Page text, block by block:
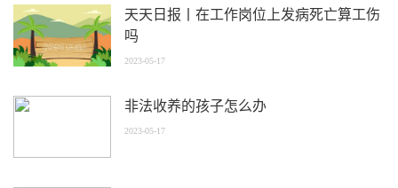
天天日报丨在工作岗位上发病死亡算工伤
吗
2023-05-17
非法收养的孩子怎么办
2023-05-17